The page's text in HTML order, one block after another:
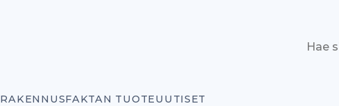
RAKENNUSFAKTAN TUOTEUUTISET